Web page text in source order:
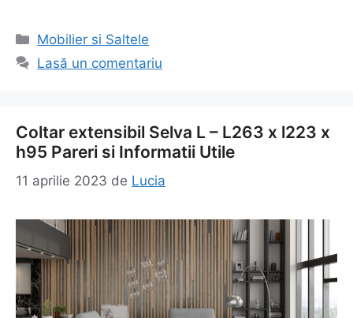
Categorii
Mobilier si Saltele
Lasă un comentariu
Coltar extensibil Selva L – L263 x l223 x
h95 Pareri si Informatii Utile
11 aprilie 2023 de Lucia